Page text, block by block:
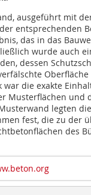
ausgeführt mit
entsprechenden
das in das
wurde auch
dessen
Oberfläche
war die exakte
Musterflächen und
legten
fest, die zu der
des